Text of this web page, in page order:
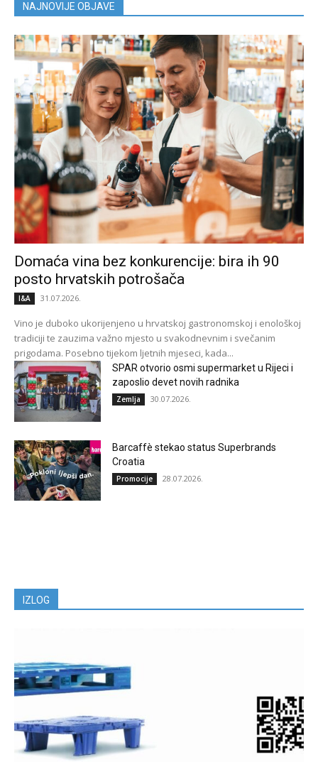
NAJNOVIJE OBJAVE
Domaća vina bez konkurencije: bira ih 90
posto hrvatskih potrošača
I&A 31.07.2026.
Vino je duboko ukorijenjeno u hrvatskoj gastronomskoj i enološkoj
tradiciji te zauzima važno mjesto u svakodnevnim i svečanim
prigodama. Posebno tijekom ljetnih mjeseci, kada...
SPAR otvorio osmi supermarket u Rijeci i
zaposlio devet novih radnika
Zemlja 30.07.2026.
Barcaffè stekao status Superbrands
Croatia
Promocije 28.07.2026.
IZLOG